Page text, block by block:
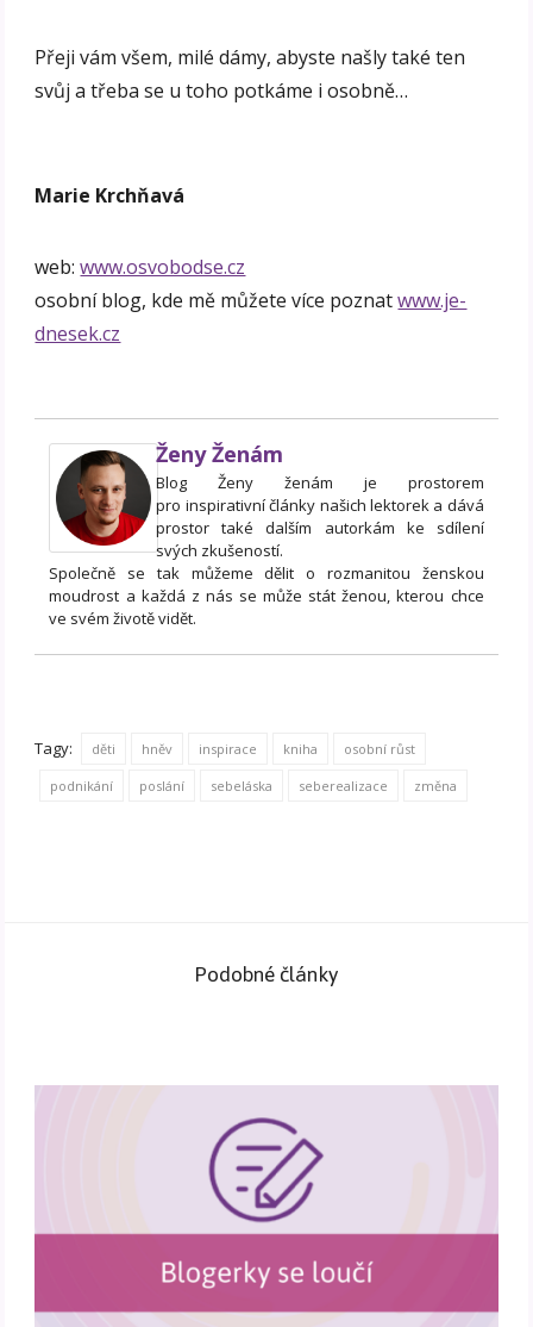
Přeji vám všem, milé dámy, abyste našly také ten
svůj a třeba se u toho potkáme i osobně…
Marie Krchňavá
web:www.osvobodse.cz
osobní blog, kde mě můžete více poznatwww.je-
dnesek.cz
Ženy Ženám
Blog Ženy ženám je prostorem
pro inspirativní články našich lektorek a dává
prostor také dalším autorkám ke sdílení
svých zkušeností.
Společně se tak můžeme dělit o rozmanitou ženskou
moudrost a každá z nás se může stát ženou, kterou chce
ve svém životě vidět.
Tagy: děti hněv inspirace kniha osobní růst
podnikání poslání sebeláska seberealizace změna
Podobné články